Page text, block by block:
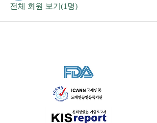
전체 회원 보기(1명)